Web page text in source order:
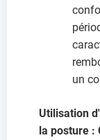
un
Utilisation
la posture :